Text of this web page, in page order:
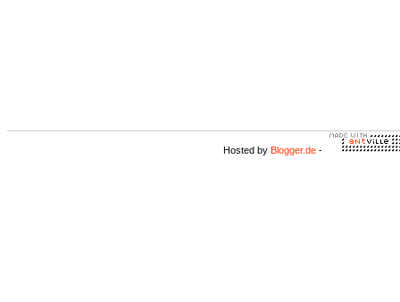
Hosted by Blogger.de -